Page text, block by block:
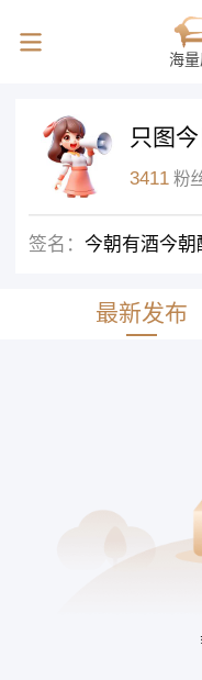
海
只图
3411 粉
签名： 今朝有酒今朝
最新发布